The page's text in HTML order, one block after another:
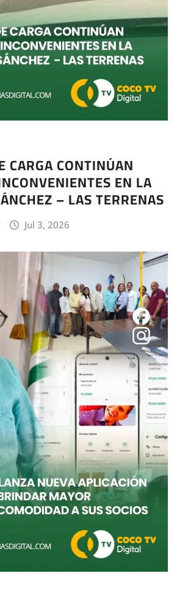
CARGA CONTINÚAN
EN LA
– LAS TERRENAS
Jul 3, 2026